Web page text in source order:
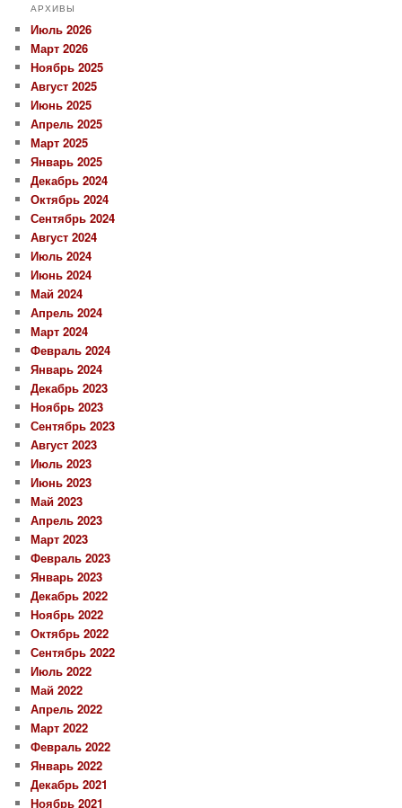
АРХИВЫ
Июль 2026
Март 2026
Ноябрь 2025
Август 2025
Июнь 2025
Апрель 2025
Март 2025
Январь 2025
Декабрь 2024
Октябрь 2024
Сентябрь 2024
Август 2024
Июль 2024
Июнь 2024
Май 2024
Апрель 2024
Март 2024
Февраль 2024
Январь 2024
Декабрь 2023
Ноябрь 2023
Сентябрь 2023
Август 2023
Июль 2023
Июнь 2023
Май 2023
Апрель 2023
Март 2023
Февраль 2023
Январь 2023
Декабрь 2022
Ноябрь 2022
Октябрь 2022
Сентябрь 2022
Июль 2022
Май 2022
Апрель 2022
Март 2022
Февраль 2022
Январь 2022
Декабрь 2021
Ноябрь 2021